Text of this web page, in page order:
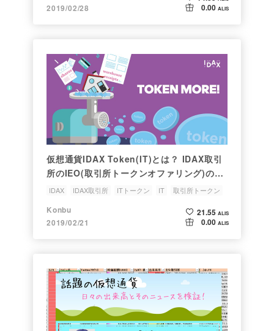
2019/02/28
0.00 ALIS
仮想通貨IDAX Token(IT)とは？ IDAX取引
所のIEO(取引所トークンオファリング)の販
売状況を解説♬
IDAX IDAX取引所 ITトークン IT 取引所トークン
Konbu
2019/02/21
21.55 ALIS
0.00 ALIS